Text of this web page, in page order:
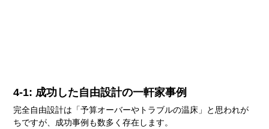
4-1: 成功した自由設計の一軒家事例
完全自由設計は「予算オーバーやトラブルの温床」と思われが
ちですが、成功事例も数多く存在します。